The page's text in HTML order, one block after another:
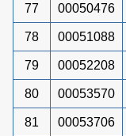
77 00050476
78 00051088
79 00052208
80 00053570
81 00053706